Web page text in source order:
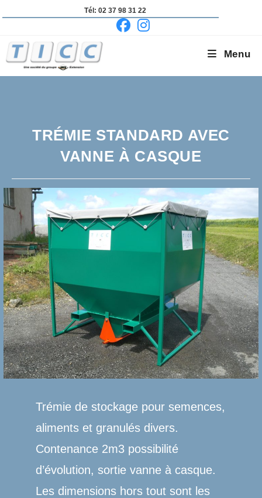
to
Tél: 02 37 98 31 22
Menu
TRÉMIE STANDARD AVEC
VANNE À CASQUE
Trémie de stockage pour semences,
aliments et granulés divers.
Contenance 2m3 possibilité
d’évolution, sortie vanne à casque.
Les dimensions hors tout sont les